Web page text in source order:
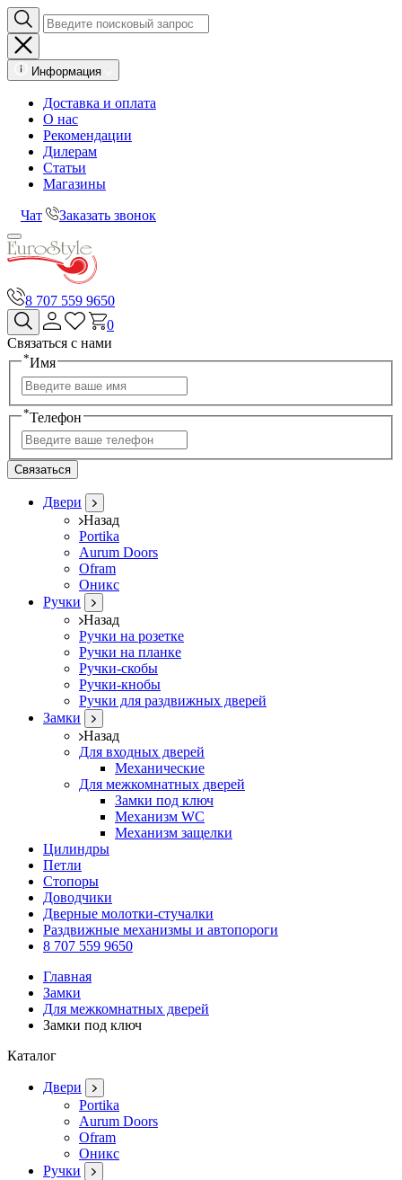
Информация
Доставка и оплата
О нас
Рекомендации
Дилерам
Статьи
Магазины
Чат Заказать звонок
8 707 559 9650
0
Связаться с нами
*Имя
*Телефон
Связаться
Двери
Назад
Portika
Aurum Doors
Ofram
Оникс
Ручки
Назад
Ручки на розетке
Ручки на планке
Ручки-скобы
Ручки-кнобы
Ручки для раздвижных дверей
Замки
Назад
Для входных дверей
Механические
Для межкомнатных дверей
Замки под ключ
Механизм WC
Механизм защелки
Цилиндры
Петли
Стопоры
Доводчики
Дверные молотки-стучалки
Раздвижные механизмы и автопороги
8 707 559 9650
Главная
Замки
Для межкомнатных дверей
Замки под ключ
Каталог
Двери
Portika
Aurum Doors
Ofram
Оникс
Ручки